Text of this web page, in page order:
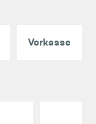
Vorkasse